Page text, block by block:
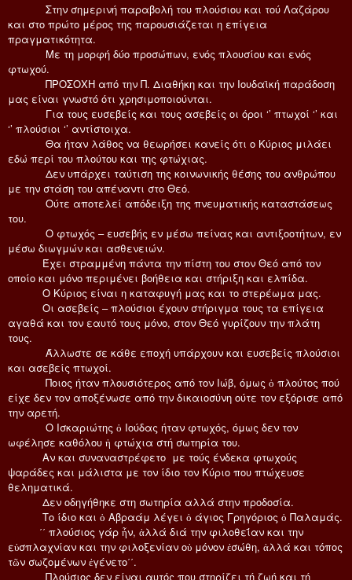
Στην σημερινή παραβολή του πλούσιου και τού Λαζάρου
και στο πρώτο μέρος της παρουσιάζεται η επίγεια
πραγματικότητα.
Με τη μορφή δύο προσώπων, ενός πλουσίου και ενός
φτωχού.
ΠΡΟΣΟΧΗ από την Π. Διαθήκη και την Ιουδαϊκή παράδοση
μας είναι γνωστό ότι χρησιμοποιούνται.
Για τους ευσεβείς και τους ασεβείς οι όροι ‘’ πτωχοί ‘’ και
‘’ πλούσιοι ‘’ αντίστοιχα.
Θα ήταν λάθος να θεωρήσει κανείς ότι ο Κύριος μιλάει
εδώ περί του πλούτου και της φτώχιας.
Δεν υπάρχει ταύτιση της κοινωνικής θέσης του ανθρώπου
με την στάση του απέναντι στο Θεό.
Ούτε αποτελεί απόδειξη της πνευματικής καταστάσεως
του.
Ο φτωχός – ευσεβής εν μέσω πείνας και αντιξοοτήτων, εν
μέσω διωγμών και ασθενειών.
Έχει στραμμένη πάντα την πίστη του στον Θεό από τον
οποίο και μόνο περιμένει βοήθεια και στήριξη και ελπίδα.
Ο Κύριος είναι η καταφυγή μας και το στερέωμα μας.
Οι ασεβείς – πλούσιοι έχουν στήριγμα τους τα επίγεια
αγαθά και τον εαυτό τους μόνο, στον Θεό γυρίζουν την πλάτη
τους.
Άλλωστε σε κάθε εποχή υπάρχουν και ευσεβείς πλούσιοι
και ασεβείς πτωχοί.
Ποιος ήταν πλουσιότερος από τον Ιώβ, όμως ὁ πλούτος πού
είχε δεν τον αποξένωσε από την δικαιοσύνη ούτε τον εξόρισε από
την αρετή.
Ο Ισκαριώτης ὁ Ιούδας ήταν φτωχός, όμως δεν τον
ωφέλησε καθόλου ἡ φτώχια στή σωτηρία του.
Αν και συναναστρέφετο με τούς ένδεκα φτωχούς
ψαράδες και μάλιστα με τον ίδιο τον Κύριο που πτώχευσε
θεληματικά.
Δεν οδηγήθηκε στη σωτηρία αλλά στην προδοσία.
Το ίδιο και ὁ Αβραάμ λέγει ὁ άγιος Γρηγόριος ὁ Παλαμάς.
΄΄ πλούσιος γάρ ἦν, ἀλλά διά την φιλοθεΐαν και την
εὐσπλαχνίαν και την φιλοξενίαν οὐ μόνον ἐσώθη, ἀλλά και τόπος
τῶν σωζομένων ἐγένετο΄΄.
Πλούσιος δεν είναι αυτός που στηρίζει τή ζωή και τή